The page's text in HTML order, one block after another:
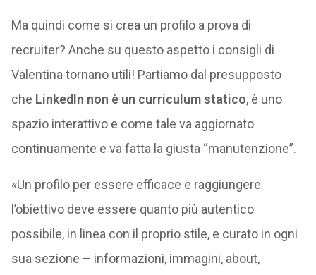
Ma quindi come si crea un profilo a prova di
recruiter? Anche su questo aspetto i consigli di
Valentina tornano utili! Partiamo dal presupposto
che LinkedIn non è un curriculum statico, è uno
spazio interattivo e come tale va aggiornato
continuamente e va fatta la giusta “manutenzione”.
«Un profilo per essere efficace e raggiungere
l’obiettivo deve essere quanto più autentico
possibile, in linea con il proprio stile, e curato in ogni
sua sezione – informazioni, immagini, about,